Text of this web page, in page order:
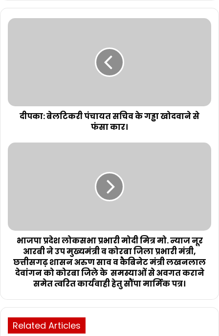
दीपका: बेलटिकरी पंचायत सचिव के गड्ढा खोदवाने से
फंसा कार।
भाजपा प्रदेश लोकसभा प्रभारी मोदी मित्र मो. न्याज नूर
आरबी ने उप मुख्यमंत्री व कोरबा जिला प्रभारी मंत्री,
छत्तीसगढ़ शासन अरुण साव व कैबिनेट मंत्री लखनलाल
देवांगन को कोरबा जिले के समस्याओं से अवगत कराने
समेत त्वरित कार्यवाही हेतु सौंपा मार्मिक पत्र।
Related Articles